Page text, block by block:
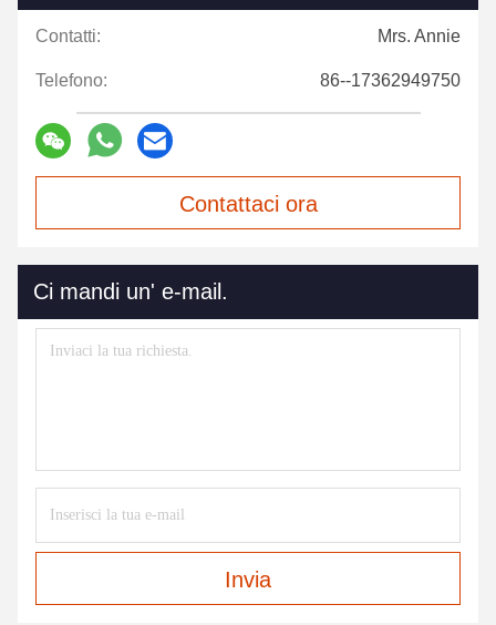
Contatti: Mrs. Annie
Telefono: 86--17362949750
Contattaci ora
Ci mandi un' e-mail.
Invia